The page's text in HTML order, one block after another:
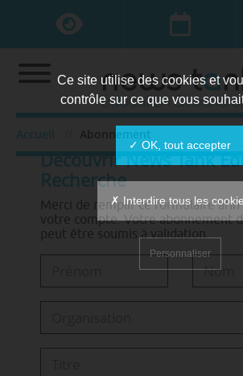
Accueil
Découvrir News Tank
Recherche
Merci de remplir ce formulaire afin
votre compte. Votre abonnement
peut être soumis à validation.
Ce site utilise des cookies et
contrôle sur ce que vous
✓ OK, tout accepter
✗ Interdire tous les
Personnaliser